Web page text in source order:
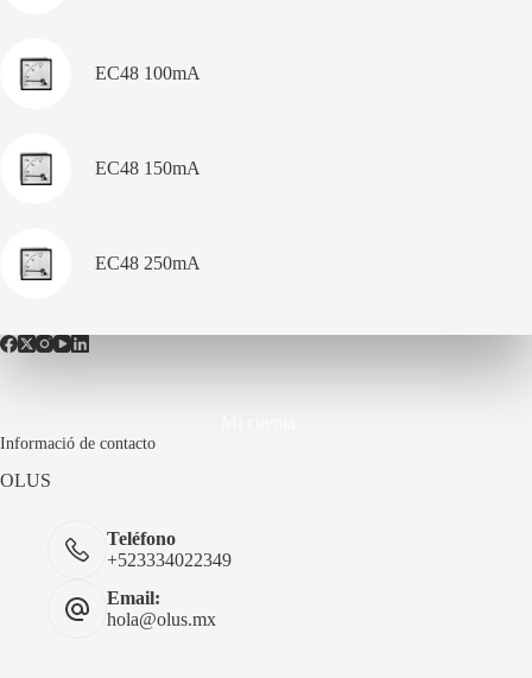
EC48 100mA
EC48 150mA
EC48 250mA
Informació de contacto
OLUS
Teléfono
+523334022349
Email:
hola@olus.mx